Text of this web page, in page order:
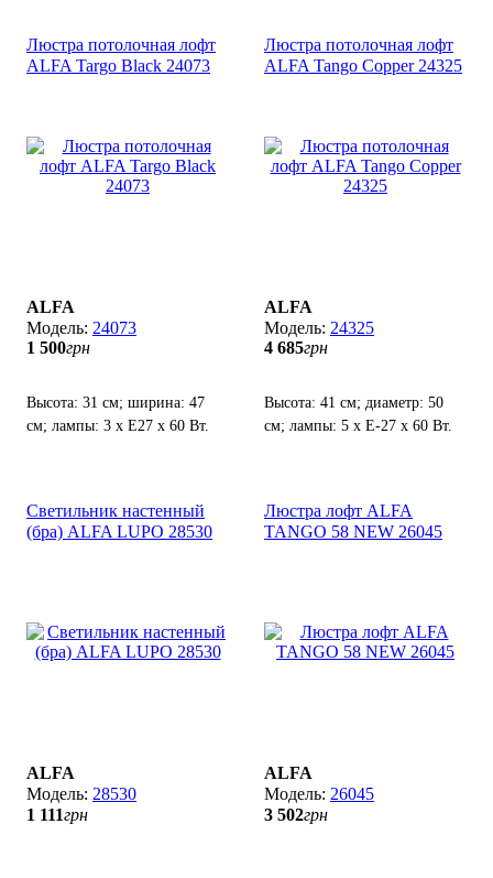
Люстра потолочная лофт
ALFA Targo Black 24073
ALFA
24073
1 500грн
Высота: 31 см; ширина: 47
см; лампы: 3 х Е27 х 60 Вт.
Люстра потолочная лофт
ALFA Tango Copper 24325
ALFA
24325
4 685грн
Высота: 41 см; диаметр: 50
см; лампы: 5 х Е-27 х 60 Вт.
Светильник настенный
(бра) ALFA LUPO 28530
ALFA
28530
1 111грн
Люстра лофт ALFA
TANGO 58 NEW 26045
ALFA
26045
3 502грн